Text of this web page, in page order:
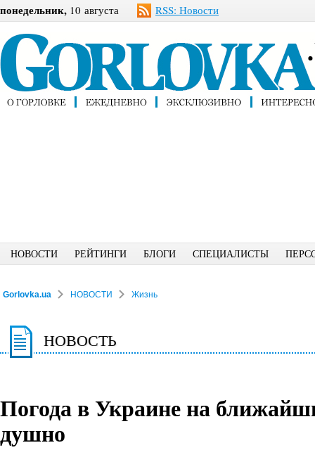
понедельник, 10 августа RSS: Новости
НОВОСТИ РЕЙТИНГИ БЛОГИ СПЕЦИАЛИСТЫ
Gorlovka.ua НОВОСТИ Жизнь
НОВОСТЬ
Погода в Украине на
душно